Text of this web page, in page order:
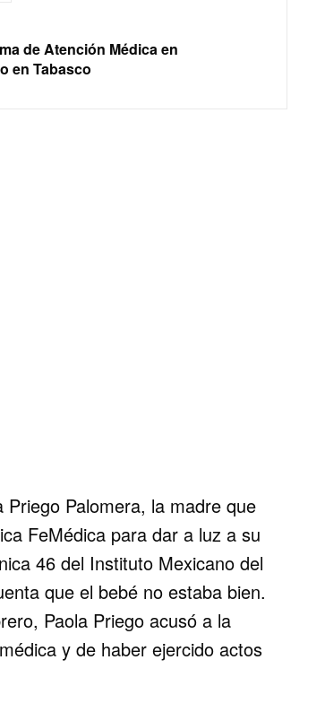
de Atención Médica en
en Tabasco
Palomera, la madre que
FeMédica para dar a luz a su
46 del Instituto Mexicano del
que el bebé no estaba bien.
Paola Priego acusó a la
y de haber ejercido actos